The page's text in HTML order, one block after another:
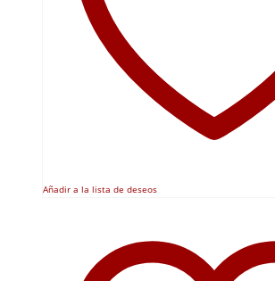
Añadir a la lista de deseos